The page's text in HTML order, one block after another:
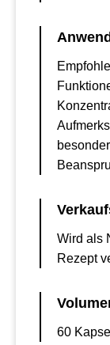
Wird als
Rezept
60